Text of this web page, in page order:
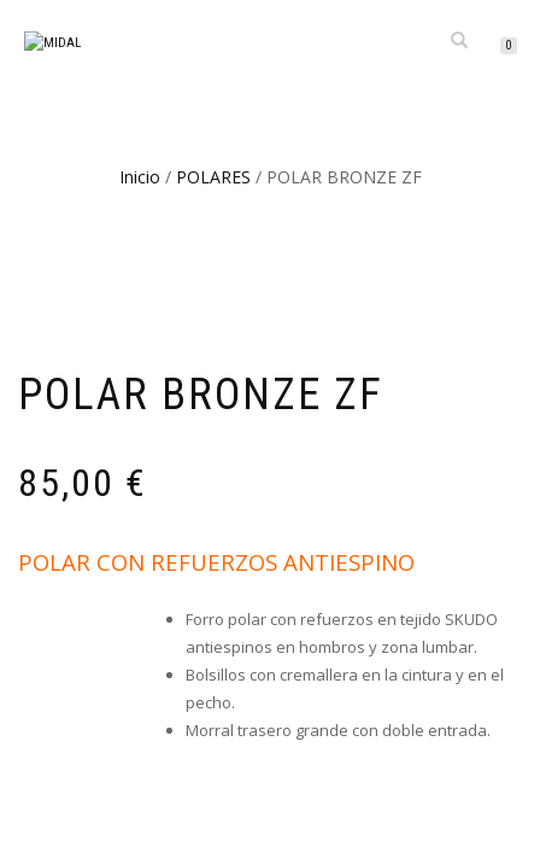
0
Inicio / POLARES / POLAR BRONZE ZF
POLAR BRONZE ZF
85,00 €
POLAR CON REFUERZOS ANTIESPINO
Forro polar con refuerzos en tejido SKUDO
antiespinos en hombros y zona lumbar.
Bolsillos con cremallera en la cintura y en el
pecho.
Morral trasero grande con doble entrada.